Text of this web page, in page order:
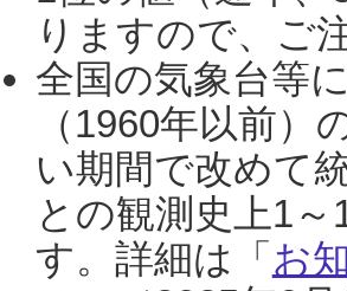
りますので、ご
全国の気象台等
（1960年以前
い期間で改めて
との観測史上1
す。詳細は「 お